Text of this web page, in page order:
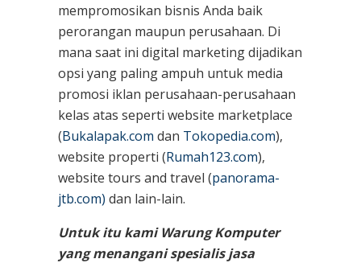
mempromosikan bisnis Anda baik
perorangan maupun perusahaan. Di
mana saat ini digital marketing dijadikan
opsi yang paling ampuh untuk media
promosi iklan perusahaan-perusahaan
kelas atas seperti website marketplace
(Bukalapak.com dan Tokopedia.com),
website properti (Rumah123.com),
website tours and travel (panorama-
jtb.com) dan lain-lain.
Untuk itu kami Warung Komputer
yang menangani spesialis jasa